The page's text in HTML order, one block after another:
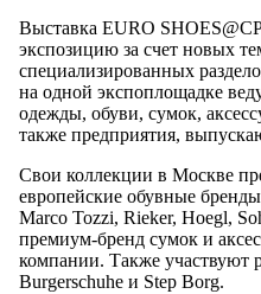
Выставка EURO
экспозицию за счет новых
специализированных
на одной экспоплощадке
одежды, обуви, сумок,
также предприятия,
Свои коллекции в Москве
европейские обувные
Marco Tozzi, Rieker, Hoegl,
премиум-бренд сумок и
компании. Также участвуют
Burgerschuhe и Step Borg.